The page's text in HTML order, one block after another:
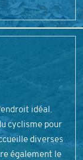
idéal.
cyclisme pour
diverses
également le